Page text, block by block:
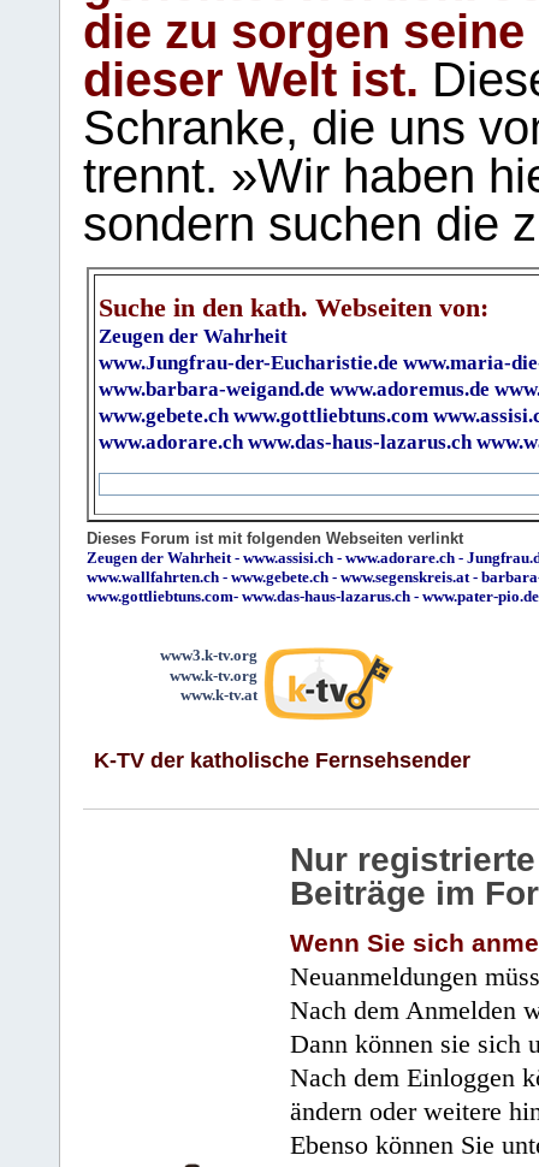
die zu sorgen
dieser Welt ist.
Schranke, die uns
trennt. »Wir haben
sondern suchen die
Suche in den kath. Webseiten von:
Zeugen der Wahrheit
www.Jungfrau-der-Eucharistie.de www.maria-
www.barbara-weigand.de www.adoremus.de
www.gebete.ch www.gottliebtuns.com
www.adorare.ch www.das-haus-lazarus.ch
Dieses Forum ist mit folgenden Webseiten verlinkt
Zeugen der Wahrheit- www.assisi.ch - www.adorare.ch -
www.wallfahrten.ch - www.gebete.ch - www.segenskreis.at-
www.gottliebtuns.com- www.das-haus-lazarus.ch - www.pater-pio.de
www3.k-tv.org
www.k-tv.org
www.k-tv.at
K-TV der katholische Fernsehsender
Nur
Beiträge im
Wenn Sie sich
Neuanmeldungen
Nach dem Anmelden
Dann können sie sich
Nach dem Einloggen
ändern oder weitere
Ebenso können Sie